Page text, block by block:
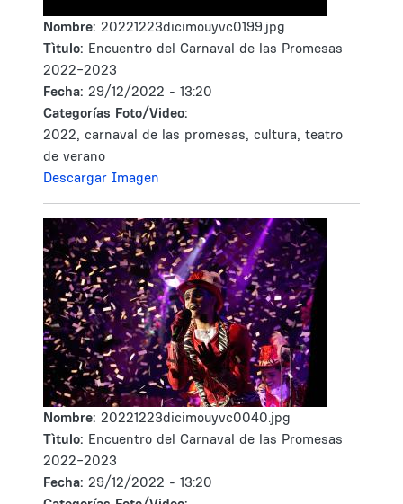
Nombre: 20221223dicimouyvc0199.jpg
Tìtulo: Encuentro del Carnaval de las Promesas
2022-2023
Fecha: 29/12/2022 - 13:20
Categorías Foto/Video:
2022, carnaval de las promesas, cultura, teatro
de verano
Descargar Imagen
Nombre: 20221223dicimouyvc0040.jpg
Tìtulo: Encuentro del Carnaval de las Promesas
2022-2023
Fecha: 29/12/2022 - 13:20